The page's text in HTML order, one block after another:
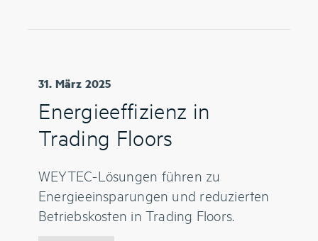
31. März 2025
Energieeffizienz in
Trading Floors
WEYTEC-Lösungen führen zu
Energieeinsparungen und reduzierten
Betriebskosten in Trading Floors.